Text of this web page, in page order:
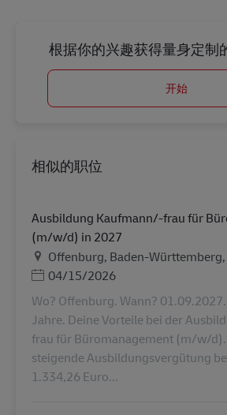
根据你的兴趣获得量身定制
开始
相似的职位
Ausbildung Kaufmann/-frau für
(m/w/d) in 2027
地点Offenburg, Baden-
Posted Date
04/15/2026
Wo? Offenburg. Wann?
Jahre. Deine Vorteile bei der
frau für Büromanagement (m/w/
steigende Ausbildungsvergütung
1.334,26 Euro...